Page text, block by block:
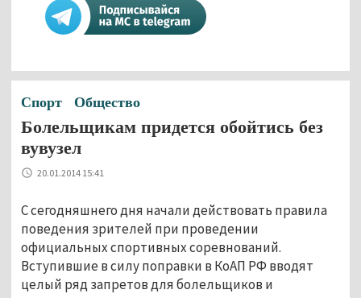
Спорт Общество
Болельщикам придется обойтись без
вувузел
20.01.2014 15:41
С сегодняшнего дня начали действовать правила
поведения зрителей при проведении
официальных спортивных соревнований.
Вступившие в силу поправки в КоАП РФ вводят
целый ряд запретов для болельщиков и